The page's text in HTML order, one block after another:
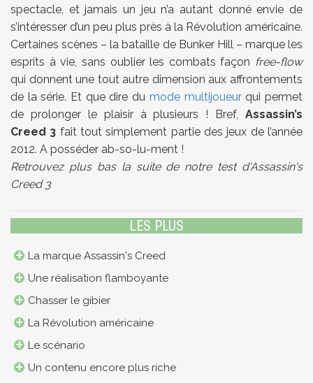
spectacle, et jamais un jeu n’a autant donné envie de
s’intéresser d’un peu plus près à la Révolution américaine.
Certaines scènes – la bataille de Bunker Hill – marque les
esprits à vie, sans oublier les combats façon free-flow
qui donnent une tout autre dimension aux affrontements
de la série. Et que dire du mode multijoueurqui permet
de prolonger le plaisir à plusieurs ! Bref, Assassin’s
Creed 3 fait tout simplement partie des jeux de l’année
2012. A posséder ab-so-lu-ment !
Retrouvez plus bas la suite de notre test d'Assassin's
Creed 3
LES PLUS
La marque Assassin's Creed
Une réalisation flamboyante
Chasser le gibier
La Révolution américaine
Le scénario
Un contenu encore plus riche